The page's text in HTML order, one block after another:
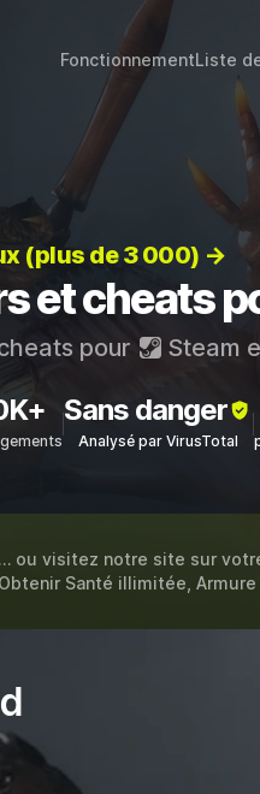
FonctionnementListe
(plus de 3 000) →
et cheats
pour Steam
Sans danger
Analysé par VirusTotal
… ou visitez notre site sur
Obtenir Santé illimitée,